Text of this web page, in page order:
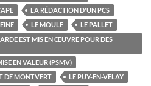
LA RÉDACTION D'UN PCS
LE MOULE
LE PALLET
EST MIS EN ŒUVRE POUR DES
EN VALEUR (PSMV)
DE MONTVERT
LE PUY-EN-VELAY